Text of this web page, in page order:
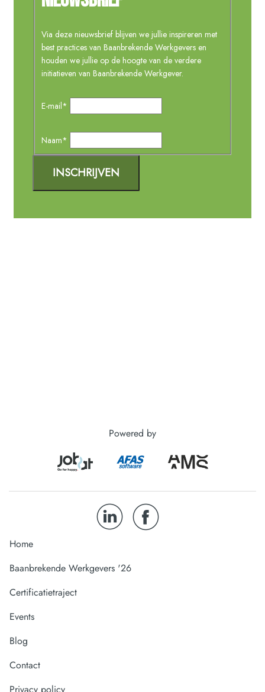
Powered by
Home
Baanbrekende Werkgevers '26
Certificatietraject
Events
Blog
Contact